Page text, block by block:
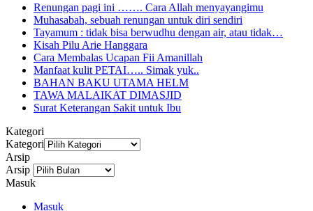
Renungan pagi ini ……. Cara Allah menyayangimu
Muhasabah, sebuah renungan untuk diri sendiri
Tayamum : tidak bisa berwudhu dengan air, atau tidak…
Kisah Pilu Arie Hanggara
Cara Membalas Ucapan Fii Amanillah
Manfaat kulit PETAI….. Simak yuk..
BAHAN BAKU UTAMA HELM
TAWA MALAIKAT DIMASJID
Surat Keterangan Sakit untuk Ibu
Kategori
Kategori
Arsip
Arsip
Masuk
Masuk